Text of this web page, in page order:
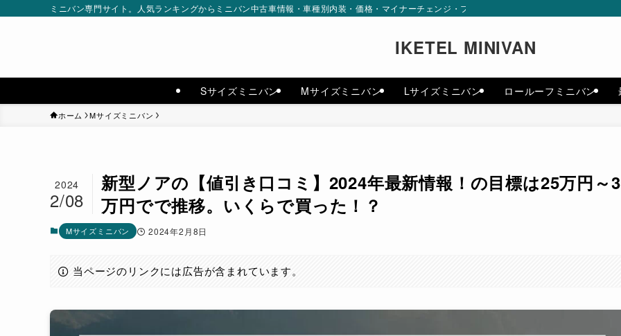
ミニバン専門サイト。人気ランキングからミニバン中古車情報・車種別内装・価格・マイナーチェンジ・フルモデルチェンジまで最新情報を
IKETEL MINIVAN
Sサイズミニバン Mサイズミニバン Lサイズミニバン ロールーフミニバン
ホーム Mサイズミニバン
新型ノアの【値引き口コミ】2024年最新情報！の目標は25万円～
万円でで推移。いくらで買った！？
2024
2/08
Mサイズミニバン 2024年2月8日
当ページのリンクには広告が含まれています。